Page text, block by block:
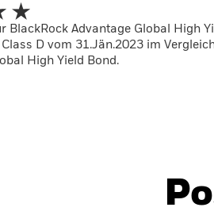
BlackRock Advantage Global High
D vom 31.Jän.2023 im
High Yield Bond.